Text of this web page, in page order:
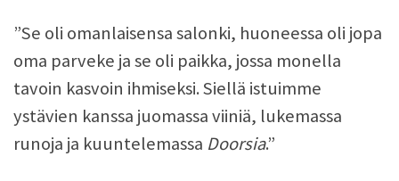
”Se oli omanlaisensa salonki, huoneessa oli jopa
oma parveke ja se oli paikka, jossa monella
tavoin kasvoin ihmiseksi. Siellä istuimme
ystävien kanssa juomassa viiniä, lukemassa
runoja ja kuuntelemassa Doorsia.”